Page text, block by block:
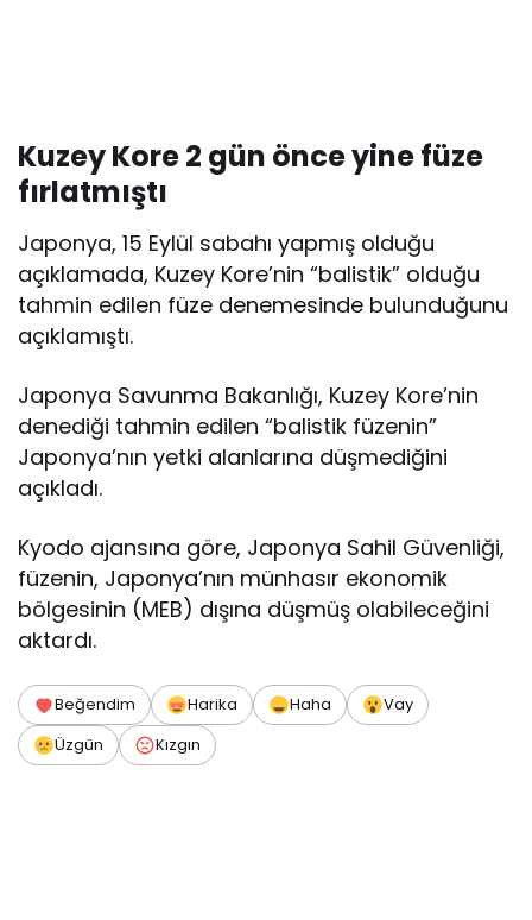
Kuzey Kore 2 gün önce yine füze
fırlatmıştı
Japonya, 15 Eylül sabahı yapmış olduğu
açıklamada, Kuzey Kore’nin “balistik” olduğu
tahmin edilen füze denemesinde bulunduğunu
açıklamıştı.
Japonya Savunma Bakanlığı, Kuzey Kore’nin
denediği tahmin edilen “balistik füzenin”
Japonya’nın yetki alanlarına düşmediğini
açıkladı.
Kyodo ajansına göre, Japonya Sahil Güvenliği,
füzenin, Japonya’nın münhasır ekonomik
bölgesinin (MEB) dışına düşmüş olabileceğini
aktardı.
Beğendim Harika Haha
Vay
Üzgün
Kızgın